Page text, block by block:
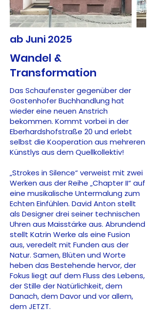
ab Juni 2025
Wandel &
Transformation
Das Schaufenster gegenüber der
Gostenhofer Buchhandlung hat
wieder eine neuen Anstrich
bekommen. Kommt vorbei in der
Eberhardshofstraße 20 und erlebt
selbst die Kooperation aus mehreren
Künstlys aus dem Quellkollektiv!
„Strokes in Silence“ verweist mit zwei
Werken aus der Reihe „Chapter II“ auf
eine musikalische Untermalung zum
Echten Einfühlen. David Anton stellt
als Designer drei seiner technischen
Uhren aus Maisstärke aus. Abrundend
stellt Katrin Werke als eine Fusion
aus, veredelt mit Funden aus der
Natur. Samen, Blüten und Worte
heben das Bestehende hervor, der
Fokus liegt auf dem Fluss des Lebens,
der Stille der Natürlichkeit, dem
Danach, dem Davor und vor allem,
dem JETZT.